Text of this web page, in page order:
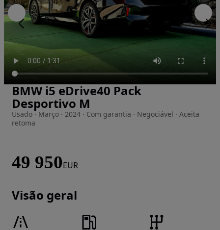
Imagem 1 de 36
BMW i5 eDrive40 Pack
Desportivo M
Usado · Março · 2024 · Com garantia · Negociável · Aceita
retoma
49 950EUR
Visão geral